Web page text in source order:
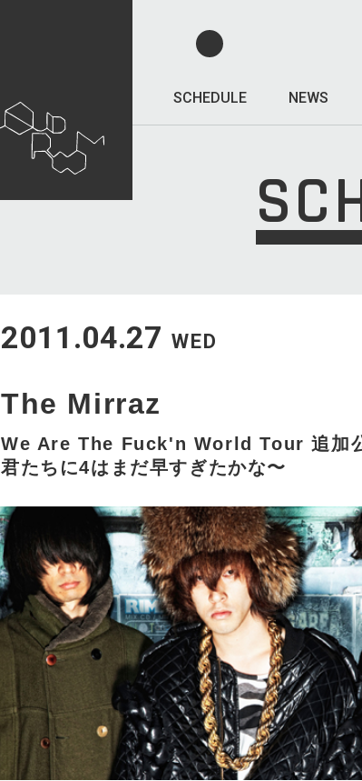
SCHEDULE NEWS
2011.04.27 WED
The Mirraz
We Are The Fuck'n World Tour 追加
君たちに4はまだ早すぎたかな〜